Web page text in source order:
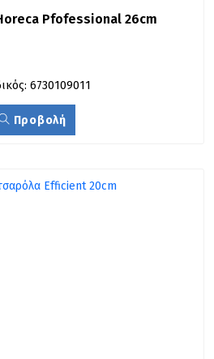
Pfofessional 26cm
6730109011
Προβολή